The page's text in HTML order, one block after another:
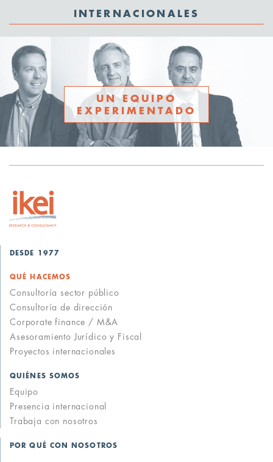
INTERNACIONALES
UN EQUIPO
EXPERIMENTADO
DESDE 1977
QUÉ HACEMOS
Consultoría sector público
Consultoría de dirección
Corporate finance / M&A
Asesoramiento Jurídico y Fiscal
Proyectos internacionales
QUIÉNES SOMOS
Equipo
Presencia internacional
Trabaja con nosotros
POR QUÉ CON NOSOTROS